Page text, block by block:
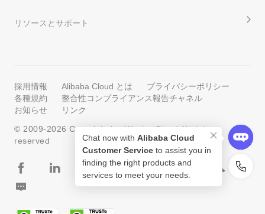
リソースとサポート
採用情報 Alibaba Cloud とは
プライバシーポリシー
各種規約
整合性コンプライアンス報告チャネル
お知らせ
リンク
© 2009-2026 Copyright by Alibaba Cloud All rights
reserved
Chat now with Alibaba Cloud
Customer Service to assist you in
finding the right products and
services to meet your needs.